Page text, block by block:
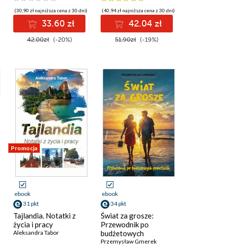
(30,90 zł najniższa cena z 30 dni)
33.60 zł
42.00zł (-20%)
(40,94 zł najniższa cena z 30 dni)
42.04 zł
51.90zł (-19%)
Promocja
ebook
31 pkt
Tajlandia. Notatki z
życia i pracy
Aleksandra Tabor
ebook
34 pkt
Świat za grosze:
Przewodnik po
budżetowych
podróżach Praktyczny
Przemysław Gmerek